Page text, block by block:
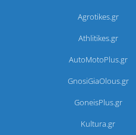
Agrotikes.gr
Athlitikes.gr
AutoMotoPlus.gr
GnosiGiaOlous.gr
GoneisPlus.gr
Kultura.gr